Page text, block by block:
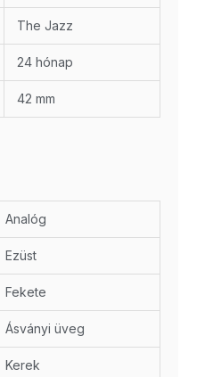
The Jazz
24 hónap
42 mm
Analóg
Ezüst
Fekete
Ásványi üveg
Kerek